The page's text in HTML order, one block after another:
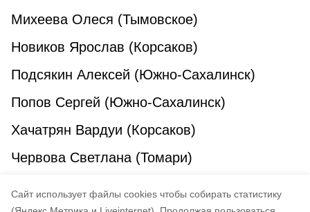
Cайт использует файлы cookies чтобы собирать статистику
Михеева Олеся (Тымовское)
Новиков Ярослав (Корсаков)
Подсякин Алексей (Южно-Сахалинск)
Попов Сергей (Южно-Сахалинск)
Хачатрян Вардуи (Корсаков)
Червова Светлана (Томари)
Думы